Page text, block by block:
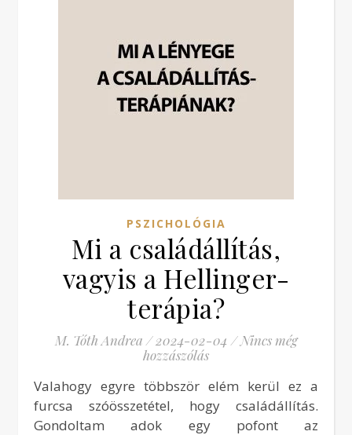
PSZICHOLÓGIA
Mi a családállítás,
vagyis a Hellinger-
terápia?
M. Tóth Andrea / 2024-02-04 / Nincs még
hozzászólás
Valahogy egyre többször elém kerül ez a
furcsa szóösszetétel, hogy családállítás.
Gondoltam adok egy pofont az